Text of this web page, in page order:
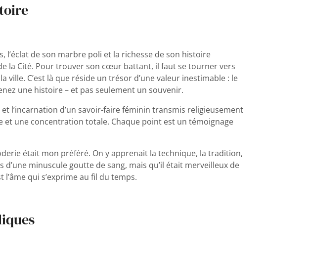
l’éclat de son marbre poli et la richesse de son histoire
la Cité. Pour trouver son cœur battant, il faut se tourner vers
ville. C’est là que réside un trésor d’une valeur inestimable : le
une histoire – et pas seulement un souvenir.
l’incarnation d’un savoir-faire féminin transmis religieusement
et une concentration totale. Chaque point est un témoignage
était mon préféré. On y apprenait la technique, la tradition,
minuscule goutte de sang, mais qu’il était merveilleux de
qui s’exprime au fil du temps.